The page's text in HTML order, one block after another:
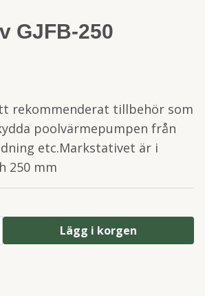
GJFB-250
rekommenderat tillbehör som
poolvärmepumpen från
etc.Markstativet är i
250 mm
Lägg i korgen